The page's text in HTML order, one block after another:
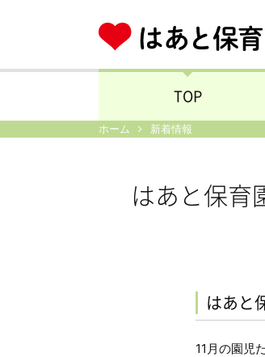
TOP
ホーム 新着情報
はあと保育
はあと
11月の園児